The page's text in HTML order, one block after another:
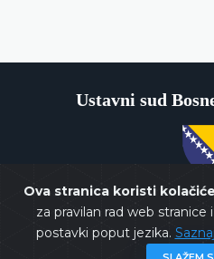
Ova stranica koristi kolačiće
za pravilan rad web stranice
postavki poput jezika.
Ustavni sud
Copyrights @ 2026Ustavni